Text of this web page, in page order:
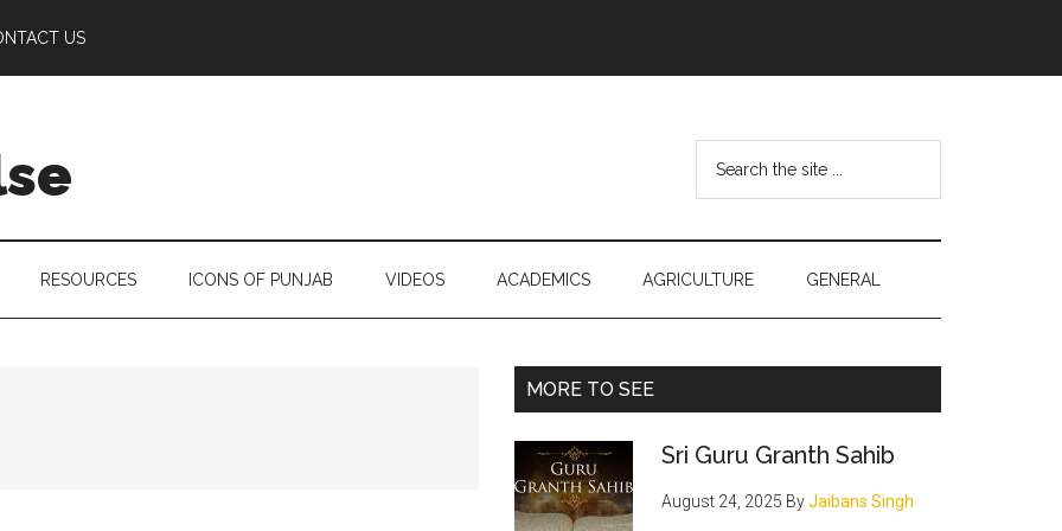
US
...
RESOURCES ICONS OF PUNJAB VIDEOS ACADEMICS AGRICULTURE GENERAL
Primary
MORE TO SEE
Sri Guru Granth Sahib
August 24, 2025 ByJaibans Singh